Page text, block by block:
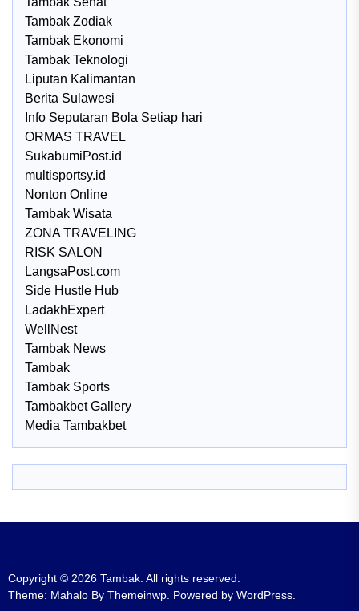
Tambak Zodiak
Tambak Ekonomi
Tambak Teknologi
Liputan Kalimantan
Berita Sulawesi
Info Seputaran Bola Setiap hari
ORMAS TRAVEL
SukabumiPost.id
multisportsy.id
Nonton Online
Tambak Wisata
ZONA TRAVELING
RISK SALON
LangsaPost.com
Side Hustle Hub
LadakhExpert
WellNest
Tambak News
Tambak
Tambak Sports
Tambakbet Gallery
Media Tambakbet
Copyright © 2026 Tambak. All rights reserved.
Theme: Mahalo By Themeinwp. Powered by WordPress.